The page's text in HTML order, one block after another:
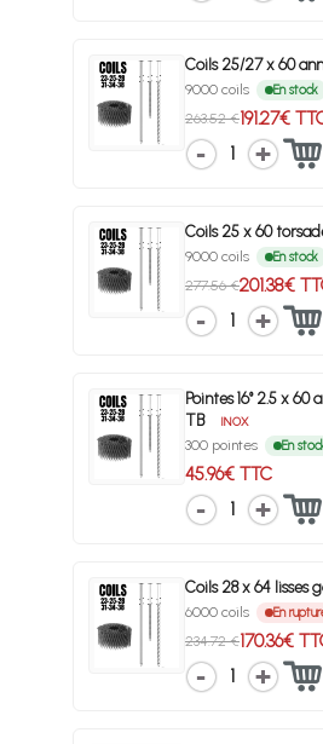
Coils 25/27 x 60
9000 coils En stock
263.52 €191.27€
1
Coils 25 x 60
9000 coils En stock
277.56 €201.38€
1
Pointes 16° 2.5 x 60
TB
INOX
300 pointes En
45.96€ TTC
1
Coils 28 x 64 lisses
6000 coils En
234.72 €170.36€
1